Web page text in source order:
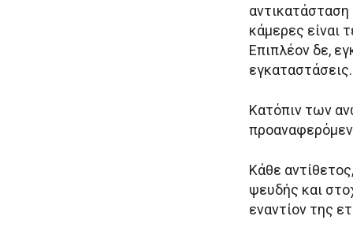
κάμερες είναι
Επιπλέον δε,
εγκαταστάσεις.
Κατόπιν των
Κάθε
ψευδής και
εναντίον της